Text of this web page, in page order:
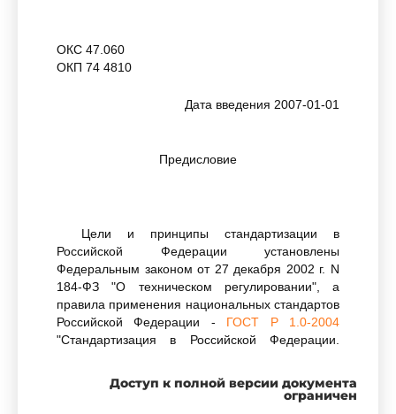
ОКС 47.060
ОКП 74 4810
Дата введения 2007-01-01
Предисловие
Цели и принципы стандартизации в
Российской Федерации установлены
Федеральным законом от 27 декабря 2002 г. N
184-ФЗ "О техническом регулировании", а
правила применения национальных стандартов
Российской Федерации - ГОСТ Р 1.0-2004
"Стандартизация в Российской Федерации.
Доступ к полной версии документа
ограничен